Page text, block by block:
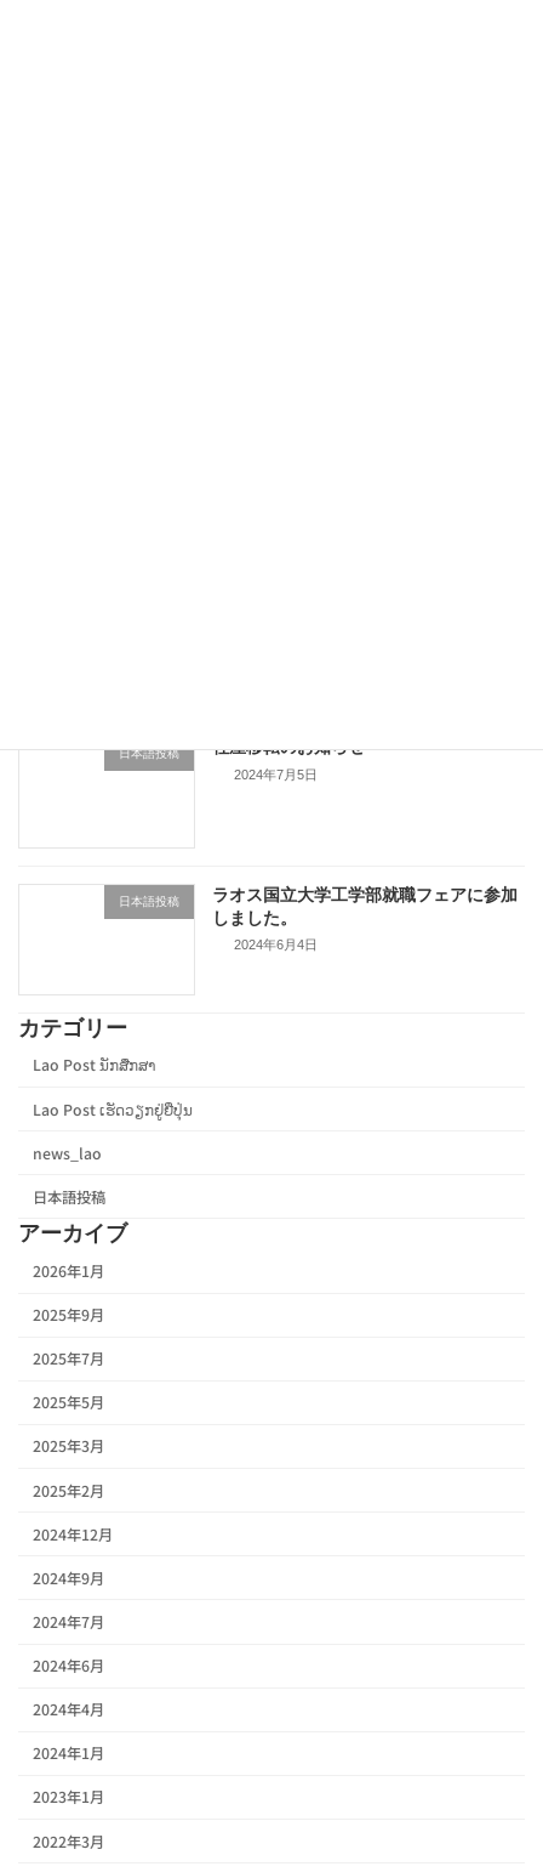
日本語投稿 社屋移転のお知らせ
2024年7月5日
日本語投稿
ラオス国立大学工学部就職フェアに参加
しました。
2024年6月4日
カテゴリー
Lao Post ນັກສືກສາ
Lao Post ເຮັດວຽກຢູ່ຍີ່ປຸ່ນ
news_lao
日本語投稿
アーカイブ
2026年1月
2025年9月
2025年7月
2025年5月
2025年3月
2025年2月
2024年12月
2024年9月
2024年7月
2024年6月
2024年4月
2024年1月
2023年1月
2022年3月